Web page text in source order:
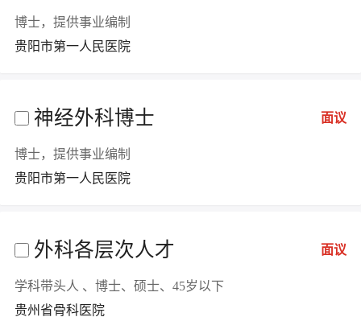
博士，提供事业编制
贵阳市第一人民医院
神经外科博士 面议
博士，提供事业编制
贵阳市第一人民医院
外科各层次人才 面议
学科带头人 、博士、硕士、45岁以下
贵州省骨科医院